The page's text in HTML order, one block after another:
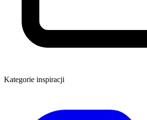
Kategorie inspiracji